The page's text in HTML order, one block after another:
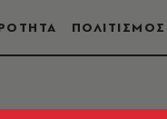
ΠΟΛΙΤΙΣΜΟΣ